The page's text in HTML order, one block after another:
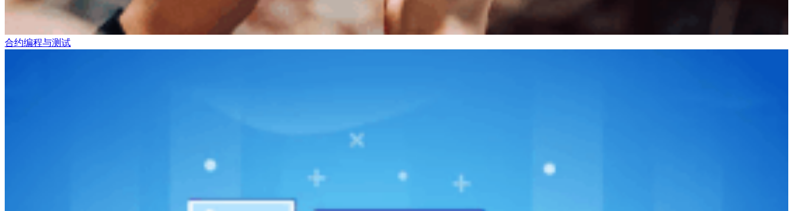
合约编程与测试